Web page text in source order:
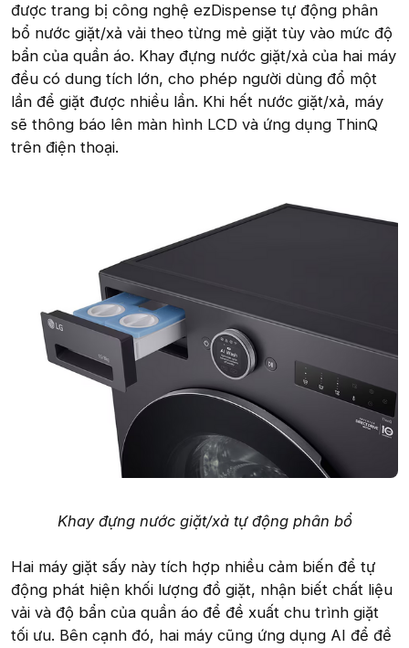
được trang bị công nghệ ezDispense tự động phân
bổ nước giặt/xả vải theo từng mẻ giặt tùy vào mức độ
bẩn của quần áo. Khay đựng nước giặt/xả của hai máy
đều có dung tích lớn, cho phép người dùng đổ một
lần để giặt được nhiều lần. Khi hết nước giặt/xả, máy
sẽ thông báo lên màn hình LCD và ứng dụng ThinQ
trên điện thoại.
Khay đựng nước giặt/xả tự động phân bổ
Hai máy giặt sấy này tích hợp nhiều cảm biến để tự
động phát hiện khối lượng đồ giặt, nhận biết chất liệu
vải và độ bẩn của quần áo để đề xuất chu trình giặt
tối ưu. Bên cạnh đó, hai máy cũng ứng dụng AI để đề